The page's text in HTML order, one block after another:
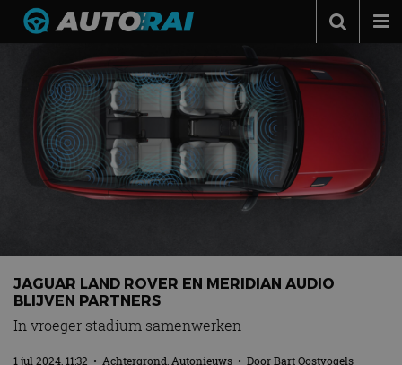
Autonieuws
Podcast
Autotests
Automerken
Adverteren
JAGUAR LAND ROVER EN MERIDIAN AUDIO
BLIJVEN PARTNERS
In vroeger stadium samenwerken
1 jul 2024, 11:32 • Achtergrond,Autonieuws • DoorBart Oostvogels